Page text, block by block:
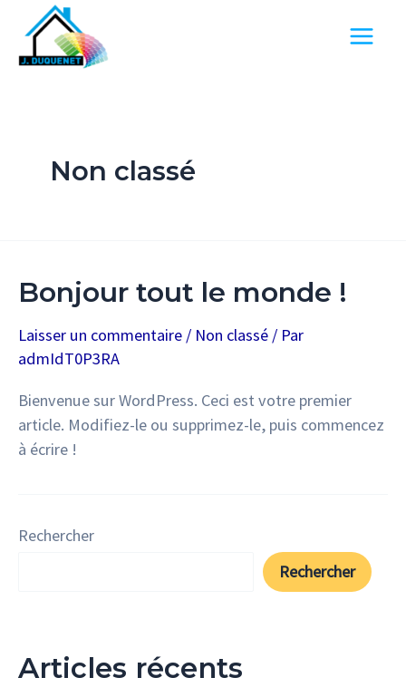
contenu
Non classé
Bonjour tout le monde !
Laisser un commentaire / Non classé / Par
admIdT0P3RA
Bienvenue sur WordPress. Ceci est votre premier
article. Modifiez-le ou supprimez-le, puis commencez
à écrire !
Rechercher
Rechercher
Articles récents